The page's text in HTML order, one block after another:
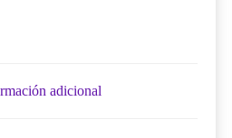
adicional